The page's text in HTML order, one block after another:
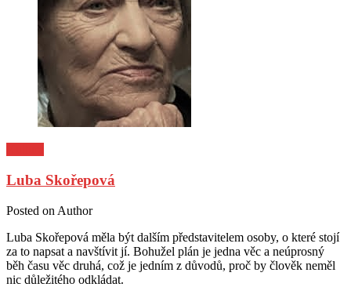
Luba Skořepová
Posted on Author
Luba Skořepová měla být dalším představitelem osoby, o které stojí
za to napsat a navštívit jí. Bohužel plán je jedna věc a neúprosný
běh času věc druhá, což je jedním z důvodů, proč by člověk neměl
nic důležitého odkládat.